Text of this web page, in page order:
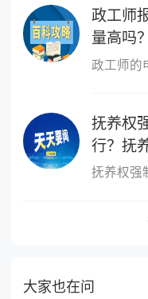
政工师
量高吗？
抚养权
行？抚
大家也在问